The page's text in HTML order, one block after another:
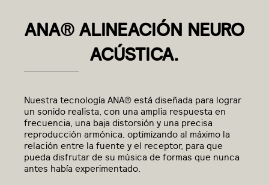
ANA® ALINEACIÓN NEURO
ACÚSTICA.
Nuestra tecnología ANA® está diseñada para lograr
un sonido realista, con una amplia respuesta en
frecuencia, una baja distorsión y una precisa
reproducción armónica, optimizando al máximo la
relación entre la fuente y el receptor, para que
pueda disfrutar de su música de formas que nunca
antes había experimentado.